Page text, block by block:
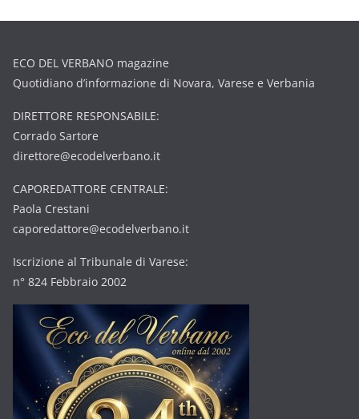
ECO DEL VERBANO magazine
Quotidiano d’informazione di Novara, Varese e Verbania
DIRETTORE RESPONSABILE:
Corrado Sartore
direttore@ecodelverbano.it
CAPOREDATTORE CENTRALE:
Paola Crestani
caporedattore@ecodelverbano.it
Iscrizione al Tribunale di Varese:
n° 824 Febbraio 2002